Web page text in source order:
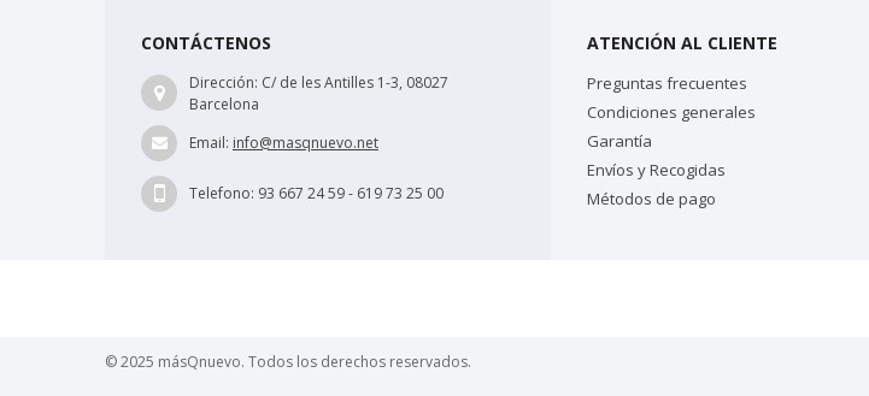
CONTÁCTENOS
Dirección: C/ de les Antilles 1-3, 08027
Barcelona
Email: info@masqnuevo.net
Telefono: 93 667 24 59 - 619 73 25 00
ATENCIÓN AL CLIENTE
Preguntas frecuentes
Condiciones generales
Garantía
Envíos y Recogidas
Métodos de pago
© 2025 másQnuevo. Todos los derechos reservados.